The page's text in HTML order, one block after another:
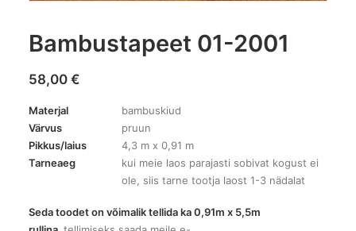
Bambustapeet 01-2001
58,00 €
Materjal
bambuskiud
Värvus
pruun
Pikkus/laius
4,3 m x 0,91 m
Tarneaeg
kui meie laos parajasti sobivat kogust ei
ole, siis tarne tootja laost 1-3 nädalat
Seda toodet on võimalik tellida ka 0,91m x 5,5m